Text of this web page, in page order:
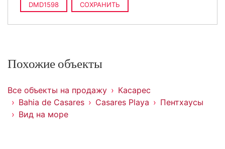
DMD1598 СОХРАНИТЬ
Похожие объекты
Все объекты на продажу
Касарес
Bahia de Casares
Casares Playa
Пентхаусы
Вид на море